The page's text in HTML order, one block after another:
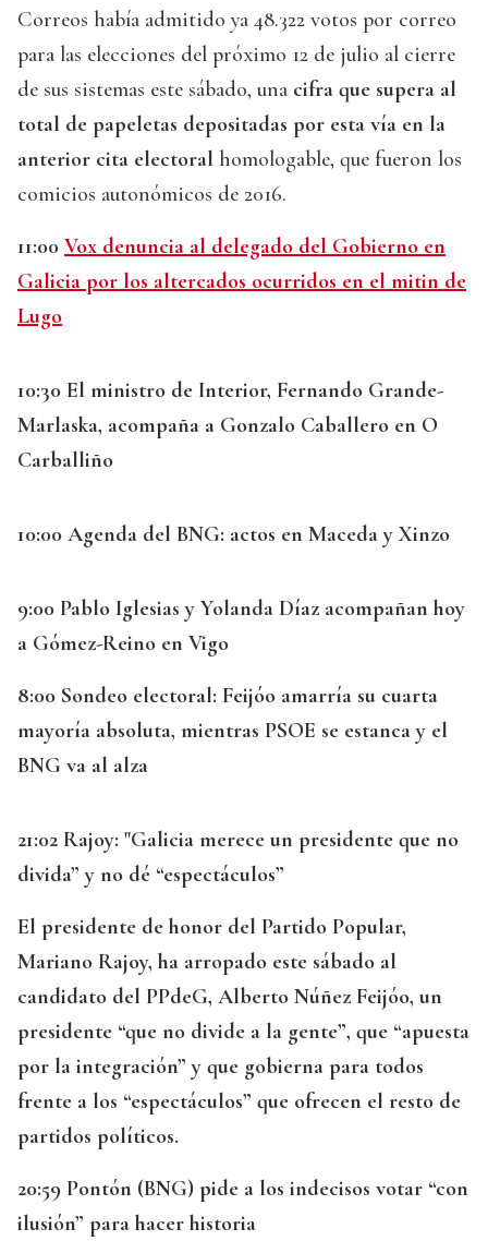
Correos había admitido ya 48.322 votos por correo
para las elecciones del próximo 12 de julio al cierre
de sus sistemas este sábado, una cifra que supera al
total de papeletas depositadas por esta vía en la
anterior cita electoral homologable, que fueron los
comicios autonómicos de 2016.
11:00 Vox denuncia al delegado del Gobierno en
Galicia por los altercados ocurridos en el mitin de
Lugo
10:30 El ministro de Interior, Fernando Grande-
Marlaska, acompaña a Gonzalo Caballero en O
Carballiño
10:00 Agenda del BNG: actos en Maceda y Xinzo
9:00 Pablo Iglesias y Yolanda Díaz acompañan hoy
a Gómez-Reino en Vigo
8:00 Sondeo electoral: Feijóo amarría su cuarta
mayoría absoluta, mientras PSOE se estanca y el
BNG va al alza
21:02 Rajoy: "Galicia merece un presidente que no
divida” y no dé “espectáculos”
El presidente de honor del Partido Popular,
Mariano Rajoy, ha arropado este sábado al
candidato del PPdeG, Alberto Núñez Feijóo, un
presidente “que no divide a la gente”, que “apuesta
por la integración” y que gobierna para todos
frente a los “espectáculos” que ofrecen el resto de
partidos políticos.
20:59 Pontón (BNG) pide a los indecisos votar “con
ilusión” para hacer historia